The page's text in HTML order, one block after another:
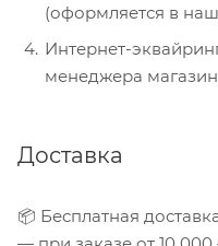
(оформляется в
Интернет-
менеджера
Доставка
📦 Бесплатная